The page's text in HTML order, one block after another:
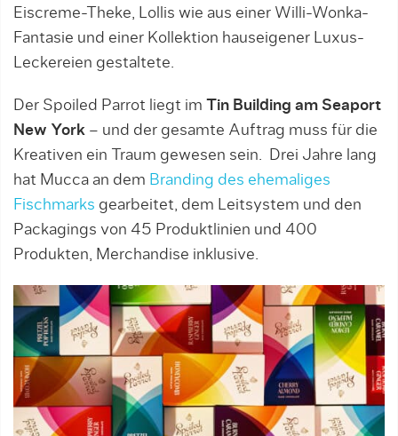
Eiscreme-Theke, Lollis wie aus einer Willi-Wonka-
Fantasie und einer Kollektion hauseigener Luxus-
Leckereien gestaltete.
Der Spoiled Parrot liegt im Tin Building am Seaport
New York – und der gesamte Auftrag muss für die
Kreativen ein Traum gewesen sein. Drei Jahre lang
hat Mucca an dem Branding des ehemaliges
Fischmarks gearbeitet, dem Leitsystem und den
Packagings von 45 Produktlinien und 400
Produkten, Merchandise inklusive.